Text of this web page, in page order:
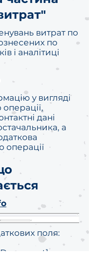
витрат по
по
і аналітиці
у вигляді
дані
а
операції
поля: